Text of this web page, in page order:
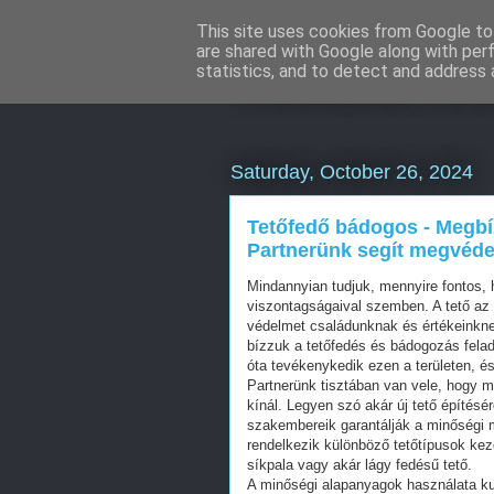
Weboldal
Saturday, October 26, 2024
Tetőfedő bádogos -
Partnerünk segít
Mindannyian tudjuk, mennyire
viszontagságaival szemben. A tető
védelmet családunknak és
bízzuk a tetőfedés és bádogozás
óta tevékenykedik ezen a területen,
Partnerünk tisztában van vele, hogy
kínál. Legyen szó akár új tető
szakembereik garantálják a minőségi
rendelkezik különböző tetőtípusok
síkpala vagy akár lágy fedésű tető.
A minőségi alapanyagok használata
This site uses cookies from Google
are shared with Google along with
statistics, and to detect and address